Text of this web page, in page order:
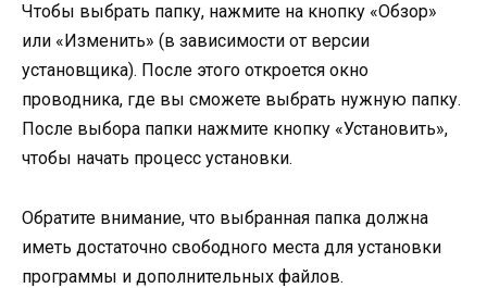
Чтобы выбрать папку, нажмите на кнопку «Обзор»
или «Изменить» (в зависимости от версии
установщика). После этого откроется окно
проводника, где вы сможете выбрать нужную папку.
После выбора папки нажмите кнопку «Установить»,
чтобы начать процесс установки.
Обратите внимание, что выбранная папка должна
иметь достаточно свободного места для установки
программы и дополнительных файлов.